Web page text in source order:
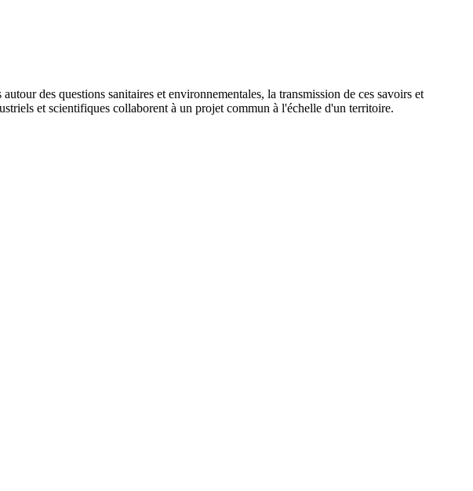
des questions sanitaires et environnementales, la transmission de ces savoirs et
et scientifiques collaborent à un projet commun à l'échelle d'un territoire.